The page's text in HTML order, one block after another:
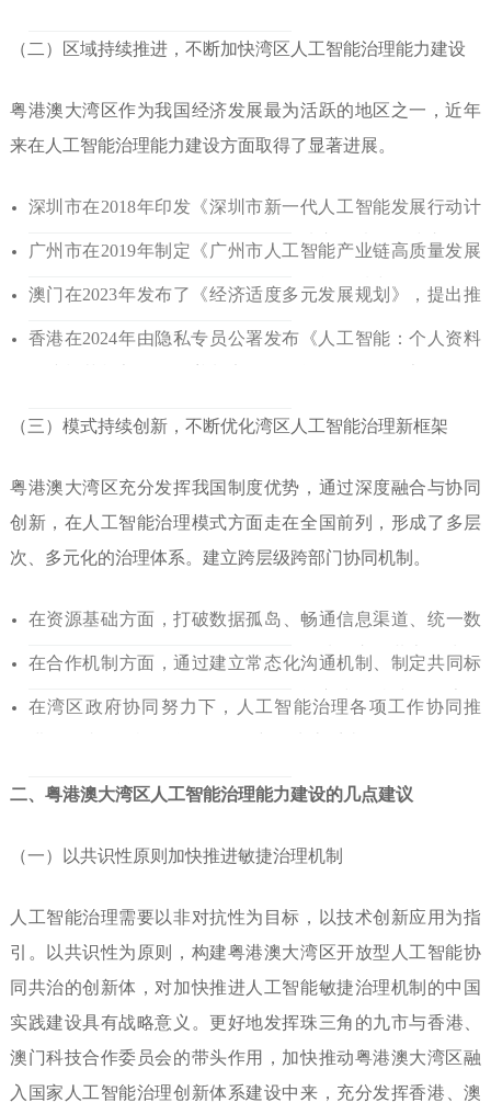
（二）区域持续推进，不断加快湾区人工智能治理能力建设
粤港澳大湾区作为我国经济发展最为活跃的地区之一，近年
来在 人工智能治理能力建设方面取得了 显著进展。
深圳市在2018年印发 《深圳市新一代人工智能发展行动计
划》，明确要制定数据资产保护 等地方性法规，建立监管
广州市在2019年制定《广州市人工智能产业链高质量发展
三年行动计划》，强
调要完善人工智能领域中的数据监管
澳门在2023年发布了 《经济适度多元发展规划》，提出推
动电信领域相关法律法规的立法工作。
香港在2024年由隐私专员公署发布《人工智能：个人资料
（三）模式持续创新，不断优化湾区人工智能治理新框架
粤港澳大湾区充分发挥我国制 度优势，通过深度融合与协同
创 新，在人工智能治理模式方面走在全国前列，形成了多层
次、多元化的治理体系。建立跨层级跨部门协同机制。
在资源基础方面，打破数据孤岛、畅通信息渠道、统一数
据 信息处置框架，促进数据跨部门跨地区交互共享，为人
在合作机制方面，通过建立常态化沟通机制、制定共同标
准、建设新型基础设施与公共服务等方式，持续深化湾区
在湾区政府协同努力下，人工智能治理各项工作协同推
二、粤港澳大湾区人工智能治理能力建设的几点建议
（一）以共识性原则加快推进敏捷治理机制
人工智能治理需要以非对抗性为目标，以技术创新应用为指
引。以共识性为原则，构建粤港澳大湾区开放型人工智能协
同共治的创新体，对加快推进人工智能敏捷治理机制的中国
实践建设具有战略意 义。更好地发挥珠三角的九市与香港、
澳门科技合作委员会的带头作用，加快推动粤港澳大湾区融
入国 家人工智能治理创新体系建设中来，充分发挥香港、澳